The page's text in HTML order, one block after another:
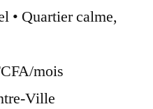
• Quartier calme,
mois
Ville